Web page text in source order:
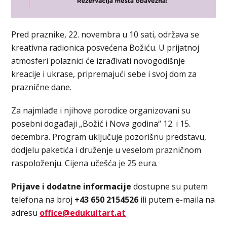
Pred praznike, 22. novembra u 10 sati, održava se
kreativna radionica posvećena Božiću. U prijatnoj
atmosferi polaznici će izrađivati novogodišnje
kreacije i ukrase, pripremajući sebe i svoj dom za
praznične dane.
Za najmlađe i njihove porodice organizovani su
posebni događaji „Božić i Nova godina“ 12. i 15.
decembra. Program uključuje pozorišnu predstavu,
dodjelu paketića i druženje u veselom prazničnom
raspoloženju. Cijena učešća je 25 eura.
Prijave i dodatne informacije dostupne su putem
telefona na broj +43 650 2154526 ili putem e-maila na
adresu office@edukultart.at